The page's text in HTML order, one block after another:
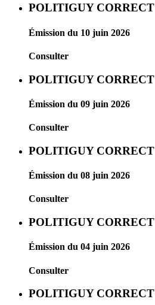
POLITIGUY CORRECT
Émission du 10 juin 2026
Consulter
POLITIGUY CORRECT
Émission du 09 juin 2026
Consulter
POLITIGUY CORRECT
Émission du 08 juin 2026
Consulter
POLITIGUY CORRECT
Émission du 04 juin 2026
Consulter
POLITIGUY CORRECT